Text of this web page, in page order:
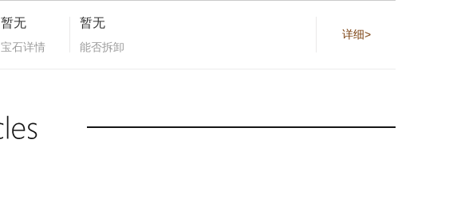
暂无
宝石详情
暂无
能否拆卸
详细>